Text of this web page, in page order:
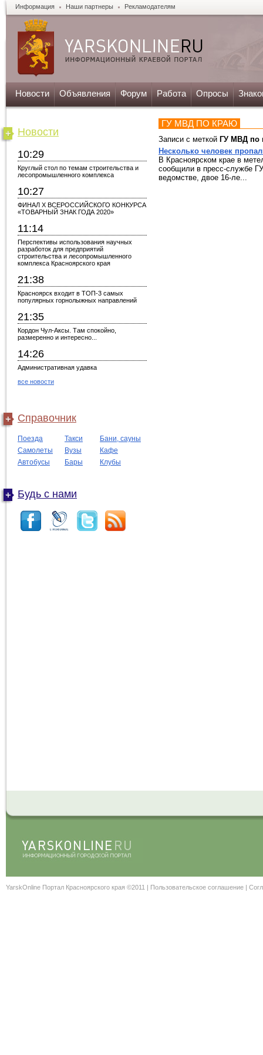
Информация Наши партнеры Рекламодателям
Новости Объявления Форум Работа Опросы
Новости
10:29
Круглый стол по темам строительства и
лесопромышленного комплекса
10:27
ФИНАЛ X ВСЕРОССИЙСКОГО КОНКУРСА
«ТОВАРНЫЙ ЗНАК ГОДА 2020»
11:14
Перспективы использования научных
разработок для предприятий
строительства и лесопромышленного
комплекса Красноярского края
21:38
Красноярск входит в ТОП-3 самых
популярных горнолыжных направлений
21:35
Кордон Чул-Аксы. Там спокойно,
размеренно и интересно...
14:26
Административная удавка
все новости
Справочник
Поезда Такси
Бани, сауны
Самолеты
Вузы
Кафе
Автобусы
Бары Клубы
Будь с нами
ГУ МВД ПО КРАЮ
Записи с меткой ГУ МВД по
Несколько человек
В Красноярском крае в
сообщили в пресс-службе
ведомстве, двое 16-ле...
YarskOnline Портал Красноярского края ©2011 | Пользовательское соглашение |